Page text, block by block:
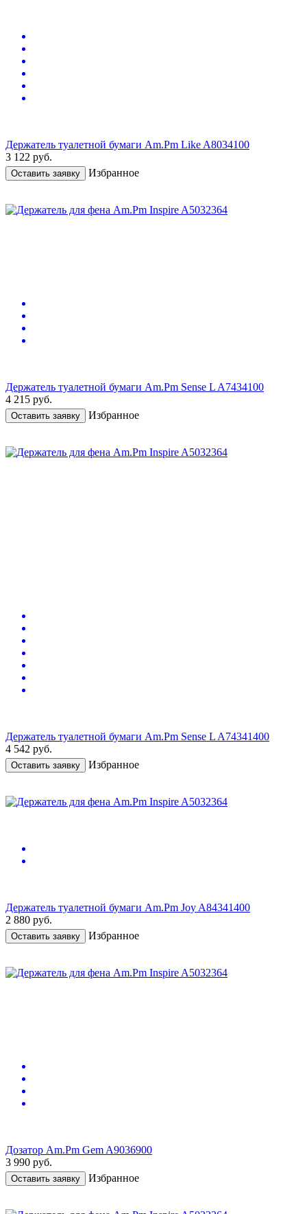
Держатель туалетной бумаги Am.Pm Like A8034100
3 122 руб.
Оставить заявку Избранное
Держатель туалетной бумаги Am.Pm Sense L A7434100
4 215 руб.
Оставить заявку Избранное
Держатель туалетной бумаги Am.Pm Sense L A74341400
4 542 руб.
Оставить заявку Избранное
Держатель туалетной бумаги Am.Pm Joy A84341400
2 880 руб.
Оставить заявку Избранное
Дозатор Am.Pm Gem A9036900
3 990 руб.
Оставить заявку Избранное